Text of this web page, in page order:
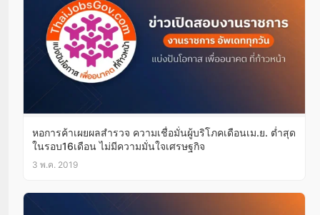
หอการค้าเผยผลสำรวจ ความเชื่อมั่นผู้บริโภคเดือนเม.ย. ต่ำสุด
ในรอบ16เดือน ไม่มีความมั่นใจเศรษฐกิจ
3 พ.ค. 2019